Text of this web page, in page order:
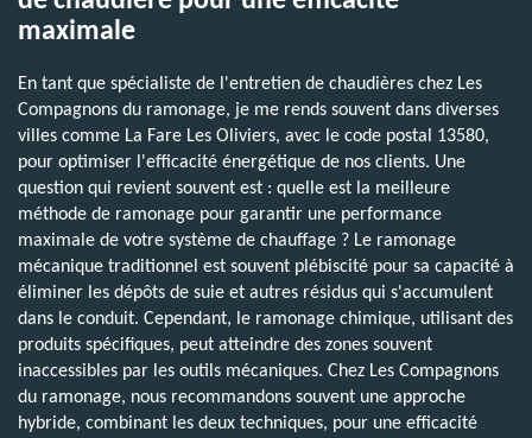
maximale
En tant que spécialiste de l'entretien de chaudières chez Les
Compagnons du ramonage, je me rends souvent dans diverses
villes comme La Fare Les Oliviers, avec le code postal 13580,
pour optimiser l'efficacité énergétique de nos clients. Une
question qui revient souvent est : quelle est la meilleure
méthode de ramonage pour garantir une performance
maximale de votre système de chauffage ? Le ramonage
mécanique traditionnel est souvent plébiscité pour sa capacité à
éliminer les dépôts de suie et autres résidus qui s'accumulent
dans le conduit. Cependant, le ramonage chimique, utilisant des
produits spécifiques, peut atteindre des zones souvent
inaccessibles par les outils mécaniques. Chez Les Compagnons
du ramonage, nous recommandons souvent une approche
hybride, combinant les deux techniques, pour une efficacité